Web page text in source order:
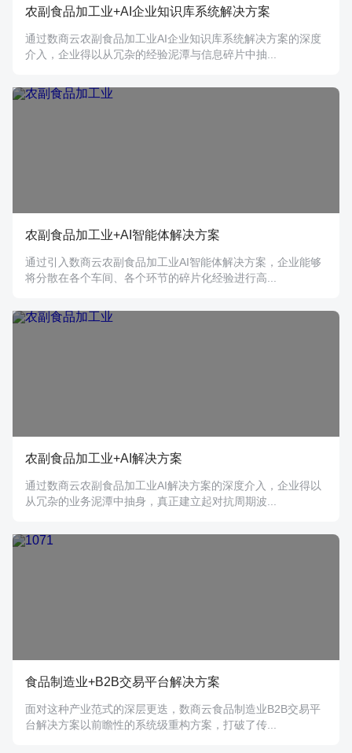
农副食品加工业+AI企业知识库系统解决方案
通过数商云农副食品加工业AI企业知识库系统解决方案的深度
介入，企业得以从冗杂的经验泥潭与信息碎片中抽...
农副食品加工业+AI智能体解决方案
通过引入数商云农副食品加工业AI智能体解决方案，企业能够
将分散在各个车间、各个环节的碎片化经验进行高...
农副食品加工业+AI解决方案
通过数商云农副食品加工业AI解决方案的深度介入，企业得以
从冗杂的业务泥潭中抽身，真正建立起对抗周期波...
食品制造业+B2B交易平台解决方案
面对这种产业范式的深层更迭，数商云食品制造业B2B交易平
台解决方案以前瞻性的系统级重构方案，打破了传...